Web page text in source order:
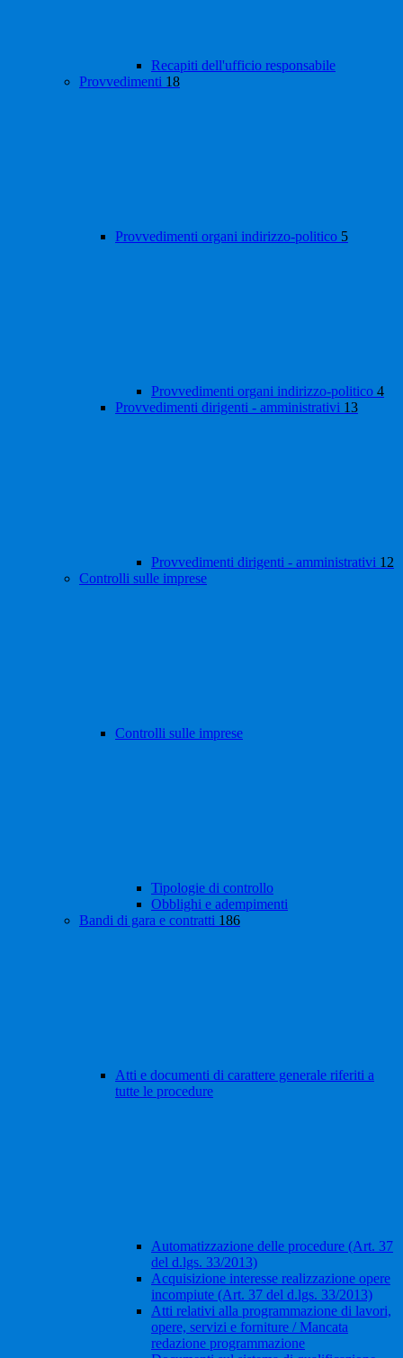
Recapiti dell'ufficio responsabile
Provvedimenti 18
Provvedimenti organi indirizzo-politico 5
Provvedimenti organi indirizzo-politico 4
Provvedimenti dirigenti - amministrativi 13
Provvedimenti dirigenti - amministrativi 12
Controlli sulle imprese
Controlli sulle imprese
Tipologie di controllo
Obblighi e adempimenti
Bandi di gara e contratti 186
Atti e documenti di carattere generale riferiti a
tutte le procedure
Automatizzazione delle procedure (Art. 37
del d.lgs. 33/2013)
Acquisizione interesse realizzazione opere
incompiute (Art. 37 del d.lgs. 33/2013)
Atti relativi alla programmazione di lavori,
opere, servizi e forniture / Mancata
redazione programmazione